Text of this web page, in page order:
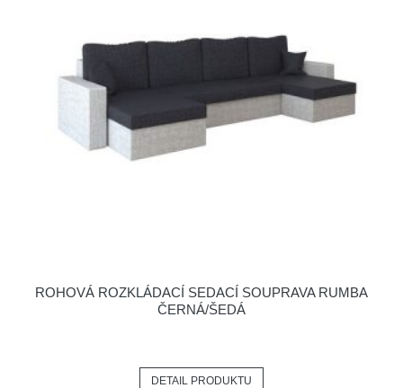
ROHOVÁ ROZKLÁDACÍ SEDACÍ SOUPRAVA RUMBA
ČERNÁ/ŠEDÁ
DETAIL PRODUKTU